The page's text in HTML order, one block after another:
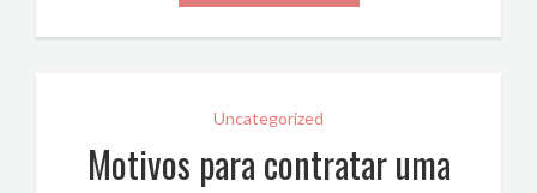
Uncategorized
Motivos para contratar uma